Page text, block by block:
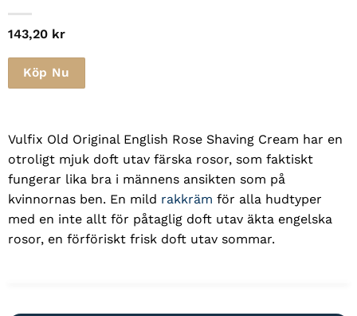
143,20 kr
Köp Nu
Vulfix Old Original English Rose Shaving Cream har en
otroligt mjuk doft utav färska rosor, som faktiskt
fungerar lika bra i männens ansikten som på
kvinnornas ben. En mild rakkräm för alla hudtyper
med en inte allt för påtaglig doft utav äkta engelska
rosor, en förföriskt frisk doft utav sommar.